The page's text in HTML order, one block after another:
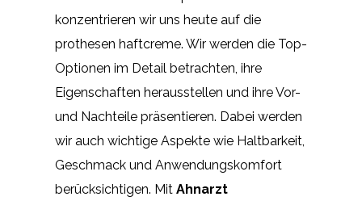
konzentrieren wir uns heute auf die
prothesen haftcreme. Wir werden die Top-
Optionen im Detail betrachten, ihre
Eigenschaften herausstellen und ihre Vor-
und Nachteile präsentieren. Dabei werden
wir auch wichtige Aspekte wie Haltbarkeit,
Geschmack und Anwendungskomfort
berücksichtigen. Mit Ahnarzt